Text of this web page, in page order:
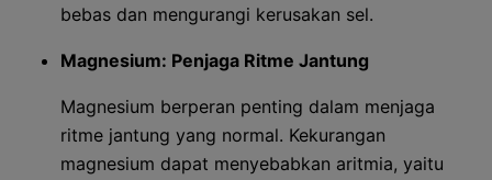
bebas dan mengurangi kerusakan sel.
Magnesium: Penjaga Ritme Jantung
Magnesium berperan penting dalam menjaga
ritme jantung yang normal. Kekurangan
magnesium dapat menyebabkan aritmia, yaitu